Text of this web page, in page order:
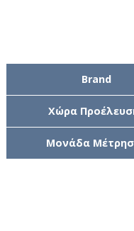
Brand
Χώρα
Μονάδα